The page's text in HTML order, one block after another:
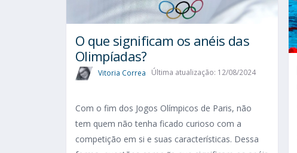
O que significam os anéis das
Olimpíadas?
Vitoria Correa Última atualização: 12/08/2024
Com o fim dos Jogos Olímpicos de Paris, não
tem quem não tenha ficado curioso com a
competição em si e suas características. Dessa